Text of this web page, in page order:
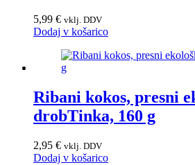
5,99 € vklj. DDV
Dodaj v košarico
Ribani kokos, presni
drobTinka, 160 g
2,95 € vklj. DDV
Dodaj v košarico